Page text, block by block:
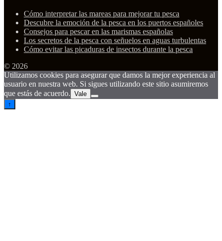
Cómo interpretar las mareas para mejorar tu pesca
Descubre la emoción de la pesca en los puertos españoles
Consejos para pescar en las marismas españolas
Los secretos de la pesca con señuelos en aguas turbulentas
Cómo evitar las picaduras de insectos durante la pesca
© 2026
Utilizamos cookies para asegurar que damos la mejor experiencia al
usuario en nuestra web. Si sigues utilizando este sitio asumiremos
que estás de acuerdo. Vale
↑